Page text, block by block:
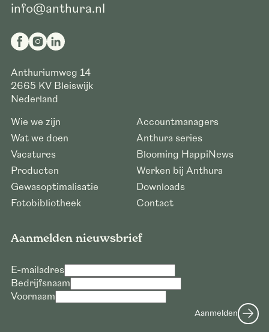
info@anthura.nl
Anthuriumweg 14
2665 KV Bleiswijk
Nederland
Wie we zijn
Wat we doen
Vacatures
Producten
Gewasoptimalisatie
Fotobibliotheek
Accountmanagers
Anthura series
Blooming HappiNews
Werken bij Anthura
Downloads
Contact
Aanmelden nieuwsbrief
E-mailadres
Bedrijfsnaam
Voornaam
Aanmelden